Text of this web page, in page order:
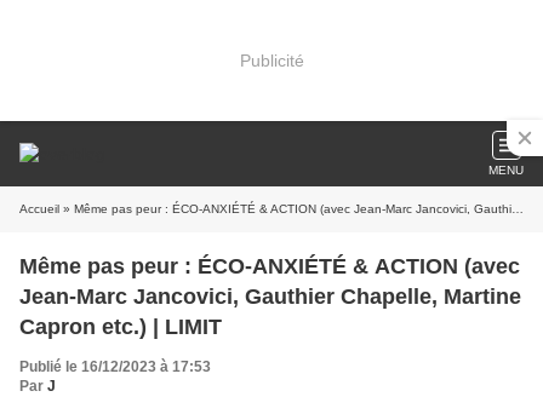
Publicité
MENU
Accueil » Même pas peur : ÉCO-ANXIÉTÉ & ACTION (avec Jean-Marc Jancovici, Gauthier Chapelle, Martine Capron etc.) | LIMIT
Même pas peur : ÉCO-ANXIÉTÉ & ACTION (avec
Jean-Marc Jancovici, Gauthier Chapelle, Martine
Capron etc.) | LIMIT
Publié le 16/12/2023 à 17:53
Par J